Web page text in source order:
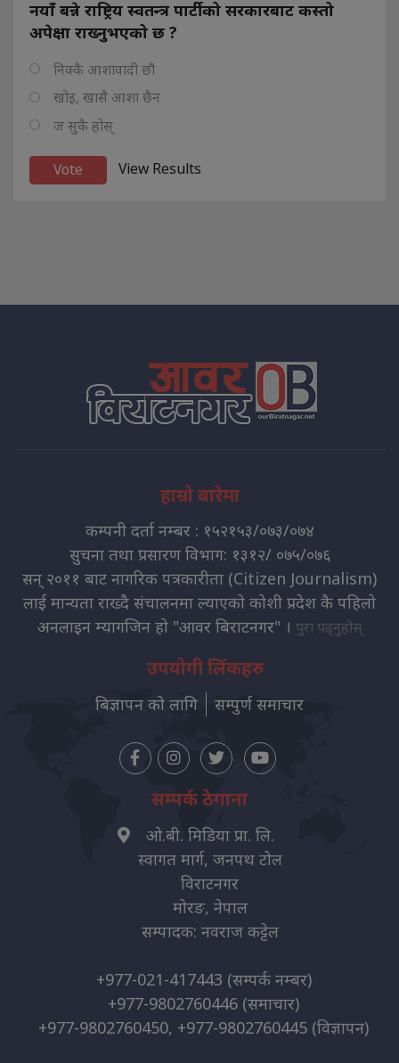
नयाँ बन्ने राष्ट्रिय स्वतन्त्र पार्टीको सरकारबाट कस्तो
अपेक्षा राख्नुभएको छ ?
निक्कै आशावादी छौ
खोइ, खासै आशा छैन
ज सुकै होस्
View Results
हाम्रो बारेमा
कम्पनी दर्ता नम्बर : १५२१५३/०७३/०७४
सुचना तथा प्रसारण विभाग: १३१२/ ०७५/०७६
सन् २०११ बाट नागरिक पत्रकारीता (Citizen Journalism)
लाई मान्यता राख्दै संचालनमा ल्याएको कोशी प्रदेश कै पहिलो
अनलाइन म्यागजिन हो "आवर बिराटनगर" । पुरा पढ्नुहोस्
उपयोगी लिंकहरु
बिज्ञापन को लागि सम्पुर्ण समाचार
सम्पर्क ठेगाना
ओ.बी. मिडिया प्रा. लि.
स्वागत मार्ग, जनपथ टोल
विराटनगर
मोरङ, नेपाल
सम्पादक: नवराज कट्टेल
+977-021-417443 (सम्पर्क नम्बर)
+977-9802760446 (समाचार)
+977-9802760450, +977-9802760445 (विज्ञापन)